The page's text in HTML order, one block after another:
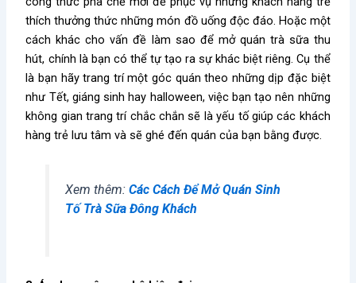
thích thưởng thức những món đồ uống độc đáo. Hoặc một
cách khác cho vấn đề làm sao để mở quán trà sữa thu
hút, chính là bạn có thể tự tạo ra sự khác biệt riêng. Cụ thể
là bạn hãy trang trí một góc quán theo những dịp đặc biệt
như Tết, giáng sinh hay halloween, việc bạn tạo nên những
không gian trang trí chắc chắn sẽ là yếu tố giúp các khách
hàng trẻ lưu tâm và sẽ ghé đến quán của bạn bằng được.
Xem thêm: Các Cách Để Mở Quán Sinh
Tố Trà Sữa Đông Khách